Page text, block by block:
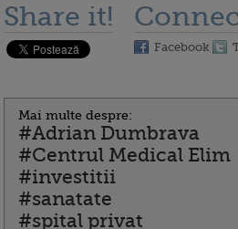
Share it!
Facebook
Mai multe despre:
#Adrian Dumbrava
#Centrul Medical Elim
#investitii
#sanatate
#spital privat